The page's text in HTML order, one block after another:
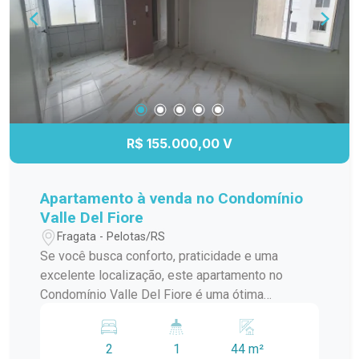
lar! Entre em contato para mais informações e
agende sua visita.
R$ 155.000,00 V
Apartamento à venda no Condomínio
Valle Del Fiore
Fragata - Pelotas/RS
Se você busca conforto, praticidade e uma
excelente localização, este apartamento no
Condomínio Valle Del Fiore é uma ótima
Pelotas, o imóvel está em uma região tranquila,
com fácil acesso a supermercados, escolas,
2 1 44 m²